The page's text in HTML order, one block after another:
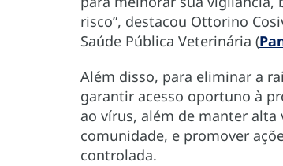
risco”, destacou Ottorino
Saúde Pública Veterinária (
Além disso, para eliminar a
garantir acesso oportuno à
ao vírus, além de manter
comunidade, e promover
controlada.